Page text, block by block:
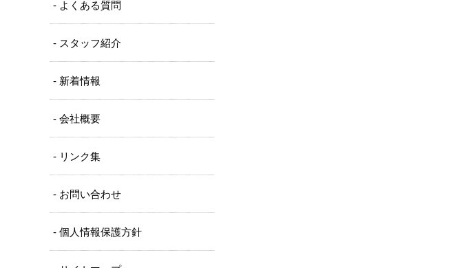
- よくある質問
- スタッフ紹介
- 新着情報
- 会社概要
- リンク集
- お問い合わせ
- 個人情報保護方針